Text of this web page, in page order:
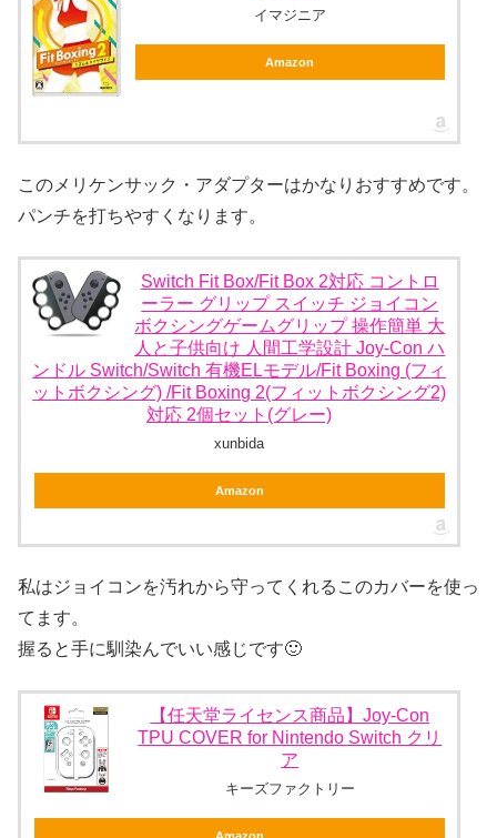
イマジニア
Amazon
このメリケンサック・アダプターはかなりおすすめです。
パンチを打ちやすくなります。
Switch Fit Box/Fit Box 2対応 コントロ
ーラー グリップ スイッチ ジョイコン
ボクシングゲームグリップ 操作簡単 大
人と子供向け 人間工学設計 Joy-Con ハ
ンドル Switch/Switch 有機ELモデル/Fit Boxing (フィ
ットボクシング) /Fit Boxing 2(フィットボクシング2)
対応 2個セット(グレー)
xunbida
Amazon
私はジョイコンを汚れから守ってくれるこのカバーを使っ
てます。
握ると手に馴染んでいい感じです🙂
【任天堂ライセンス商品】Joy-Con
TPU COVER for Nintendo Switch クリ
ア
キーズファクトリー